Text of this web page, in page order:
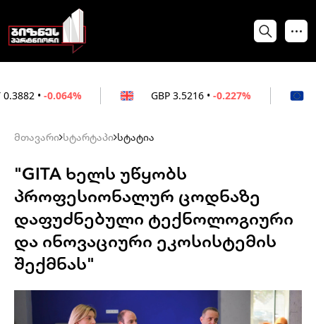
GBP 3.5216 • -0.227% EUR
მთავარი სტარტაპი სტატია
"GITA ხელს უწყობს
პროფესიონალურ ცოდნაზე
დაფუძნებული ტექნოლოგიური
და ინოვაციური ეკოსისტემის
შექმნას"